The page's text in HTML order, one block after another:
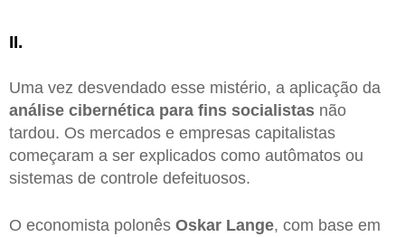
II.
Uma vez desvendado esse mistério, a aplicação da
análise cibernética para fins socialistas não
tardou. Os mercados e empresas capitalistas
começaram a ser explicados como autômatos ou
sistemas de controle defeituosos.
O economista polonês Oskar Lange, com base em